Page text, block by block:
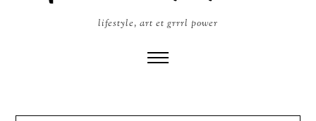
lifestyle, art et grrrl power